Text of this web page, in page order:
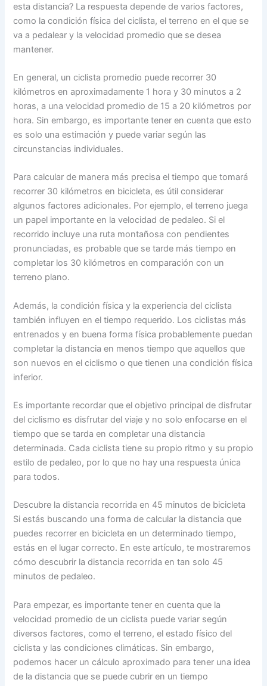
esta distancia? La respuesta depende de varios factores,
como la condición física del ciclista, el terreno en el que se
va a pedalear y la velocidad promedio que se desea
mantener.
En general, un ciclista promedio puede recorrer 30
kilómetros en aproximadamente 1 hora y 30 minutos a 2
horas, a una velocidad promedio de 15 a 20 kilómetros por
hora. Sin embargo, es importante tener en cuenta que esto
es solo una estimación y puede variar según las
circunstancias individuales.
Para calcular de manera más precisa el tiempo que tomará
recorrer 30 kilómetros en bicicleta, es útil considerar
algunos factores adicionales. Por ejemplo, el terreno juega
un papel importante en la velocidad de pedaleo. Si el
recorrido incluye una ruta montañosa con pendientes
pronunciadas, es probable que se tarde más tiempo en
completar los 30 kilómetros en comparación con un
terreno plano.
Además, la condición física y la experiencia del ciclista
también influyen en el tiempo requerido. Los ciclistas más
entrenados y en buena forma física probablemente puedan
completar la distancia en menos tiempo que aquellos que
son nuevos en el ciclismo o que tienen una condición física
inferior.
Es importante recordar que el objetivo principal de disfrutar
del ciclismo es disfrutar del viaje y no solo enfocarse en el
tiempo que se tarda en completar una distancia
determinada. Cada ciclista tiene su propio ritmo y su propio
estilo de pedaleo, por lo que no hay una respuesta única
para todos.
Descubre la distancia recorrida en 45 minutos de bicicleta
Si estás buscando una forma de calcular la distancia que
puedes recorrer en bicicleta en un determinado tiempo,
estás en el lugar correcto. En este artículo, te mostraremos
cómo descubrir la distancia recorrida en tan solo 45
minutos de pedaleo.
Para empezar, es importante tener en cuenta que la
velocidad promedio de un ciclista puede variar según
diversos factores, como el terreno, el estado físico del
ciclista y las condiciones climáticas. Sin embargo,
podemos hacer un cálculo aproximado para tener una idea
de la distancia que se puede cubrir en un tiempo